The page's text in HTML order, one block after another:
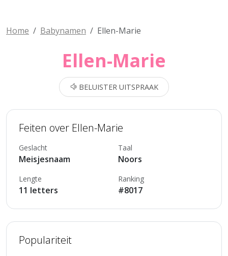
Home Babynamen Ellen-Marie
Ellen-Marie
BELUISTER UITSPRAAK
Feiten over Ellen-Marie
Geslacht
Meisjesnaam
Taal
Noors
Lengte
11 letters
Ranking
#8017
Populariteit